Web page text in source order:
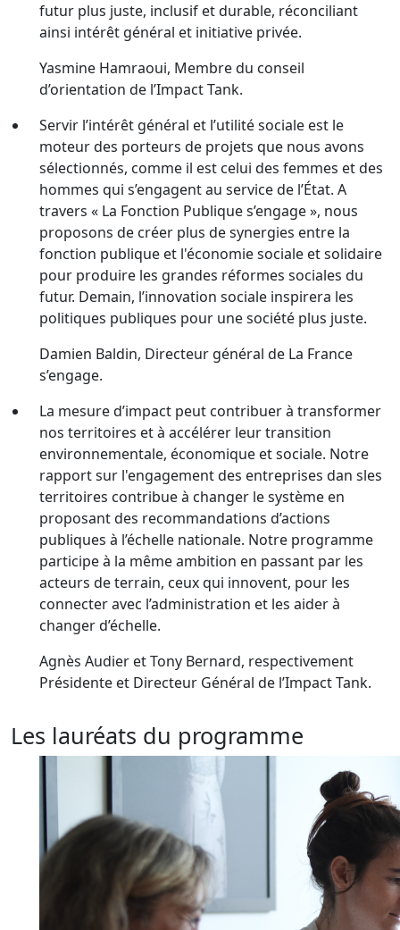
futur plus juste, inclusif et durable, réconciliant
ainsi intérêt général et initiative privée.
Yasmine Hamraoui, Membre du conseil
d’orientation de l’Impact Tank.
Servir l’intérêt général et l’utilité sociale est le
moteur des porteurs de projets que nous avons
sélectionnés, comme il est celui des femmes et des
hommes qui s’engagent au service de l’État. A
travers « La Fonction Publique s’engage », nous
proposons de créer plus de synergies entre la
fonction publique et l'économie sociale et solidaire
pour produire les grandes réformes sociales du
futur. Demain, l’innovation sociale inspirera les
politiques publiques pour une société plus juste.
Damien Baldin, Directeur général de La France
s’engage.
La mesure d’impact peut contribuer à transformer
nos territoires et à accélérer leur transition
environnementale, économique et sociale. Notre
rapport sur l'engagement des entreprises dan sles
territoires contribue à changer le système en
proposant des recommandations d’actions
publiques à l’échelle nationale. Notre programme
participe à la même ambition en passant par les
acteurs de terrain, ceux qui innovent, pour les
connecter avec l’administration et les aider à
changer d’échelle.
Agnès Audier et Tony Bernard, respectivement
Présidente et Directeur Général de l’Impact Tank.
Les lauréats du programme